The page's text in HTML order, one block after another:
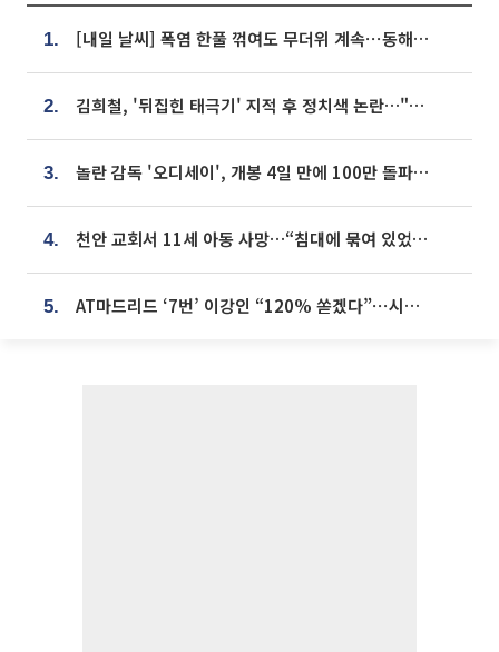
1. [내일 날씨] 폭염 한풀 꺾여도 무더위 계속⋯동해안 이틀 연속 비
2. 김희철, '뒤집힌 태극기' 지적 후 정치색 논란…"좌우 떠나 우리나라 국기"
3. 놀란 감독 '오디세이', 개봉 4일 만에 100만 돌파⋯'왕사남' 보다 빠르다
4. 천안 교회서 11세 아동 사망…“침대에 묶여 있었다” 진술 확보
5. AT마드리드 ‘7번’ 이강인 “120% 쏟겠다”⋯시메오네 감독 “필요한 선수”